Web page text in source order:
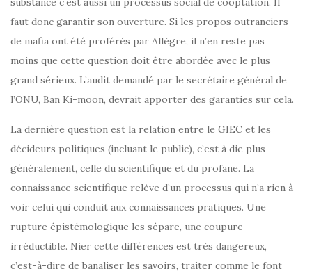
faut donc garantir son ouverture. Si les propos outranciers
de mafia ont été proférés par Allègre, il n’en reste pas
moins que cette question doit être abordée avec le plus
grand sérieux. L’audit demandé par le secrétaire général de
l’ONU, Ban Ki-moon, devrait apporter des garanties sur cela.
La dernière question est la relation entre le GIEC et les
décideurs politiques (incluant le public), c’est à die plus
généralement, celle du scientifique et du profane. La
connaissance scientifique relève d’un processus qui n’a rien à
voir celui qui conduit aux connaissances pratiques. Une
rupture épistémologique les sépare, une coupure
irréductible. Nier cette différences est très dangereux,
c’est-à-dire de banaliser les savoirs, traiter comme le font